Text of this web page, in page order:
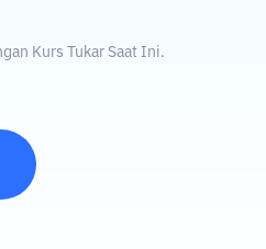
Kurs Tukar Saat Ini.